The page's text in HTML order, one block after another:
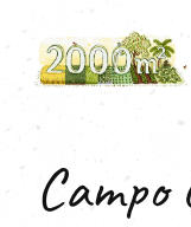
contenido